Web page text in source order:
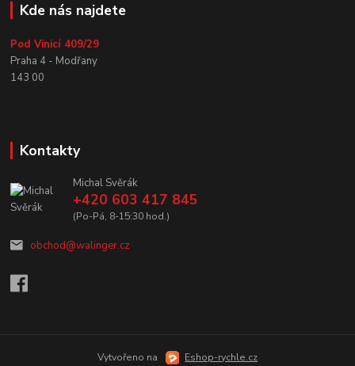
Kde nás najdete
Pod Vinicí 409/29
Praha 4 - Modřany
143 00
Kontakty
Michal Svěrák
+420 603 417 845
(Po-Pá, 8-15:30 hod.)
obchod@walinger.cz
Vytvořeno na Eshop-rychle.cz